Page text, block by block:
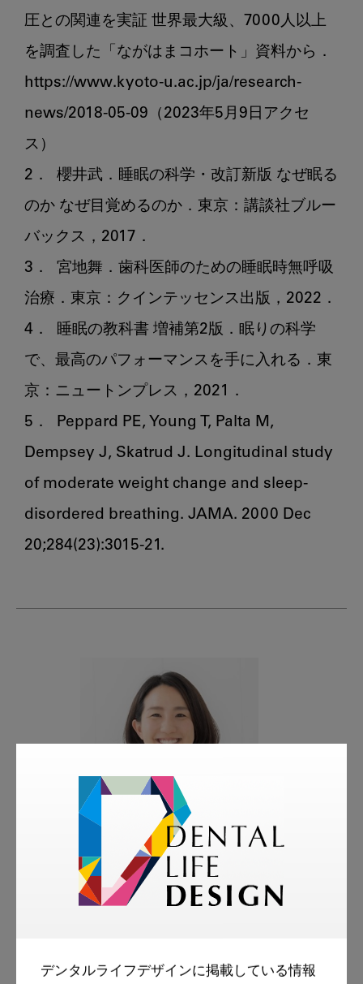
デンタルライフデザインに掲載している情報
圧との関連を実証 世界最大級、7000人以上
を調査した「ながはまコホート」資料から．
https://www.kyoto-u.ac.jp/ja/research-
news/2018-05-09（2023年5月9日アクセ
ス）
2．	櫻井武．睡眠の科学・改訂新版 なぜ眠る
のか なぜ目覚めるのか．東京：講談社ブルー
バックス，2017．
3．	宮地舞．歯科医師のための睡眠時無呼吸
治療．東京：クインテッセンス出版，2022．
4．	睡眠の教科書 増補第2版．眠りの科学
で、最高のパフォーマンスを手に入れる．東
京：ニュートンプレス，2021．
5．	Peppard PE, Young T, Palta M,
Dempsey J, Skatrud J. Longitudinal study
of moderate weight change and sleep-
disordered breathing. JAMA. 2000 Dec
宮地 舞
SHIKA